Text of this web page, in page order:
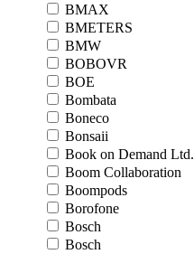
BMAX
BMETERS
BMW
BOBOVR
BOE
Bombata
Boneco
Bonsaii
Book on Demand Ltd.
Boom Collaboration
Boompods
Borofone
Bosch
Bosch